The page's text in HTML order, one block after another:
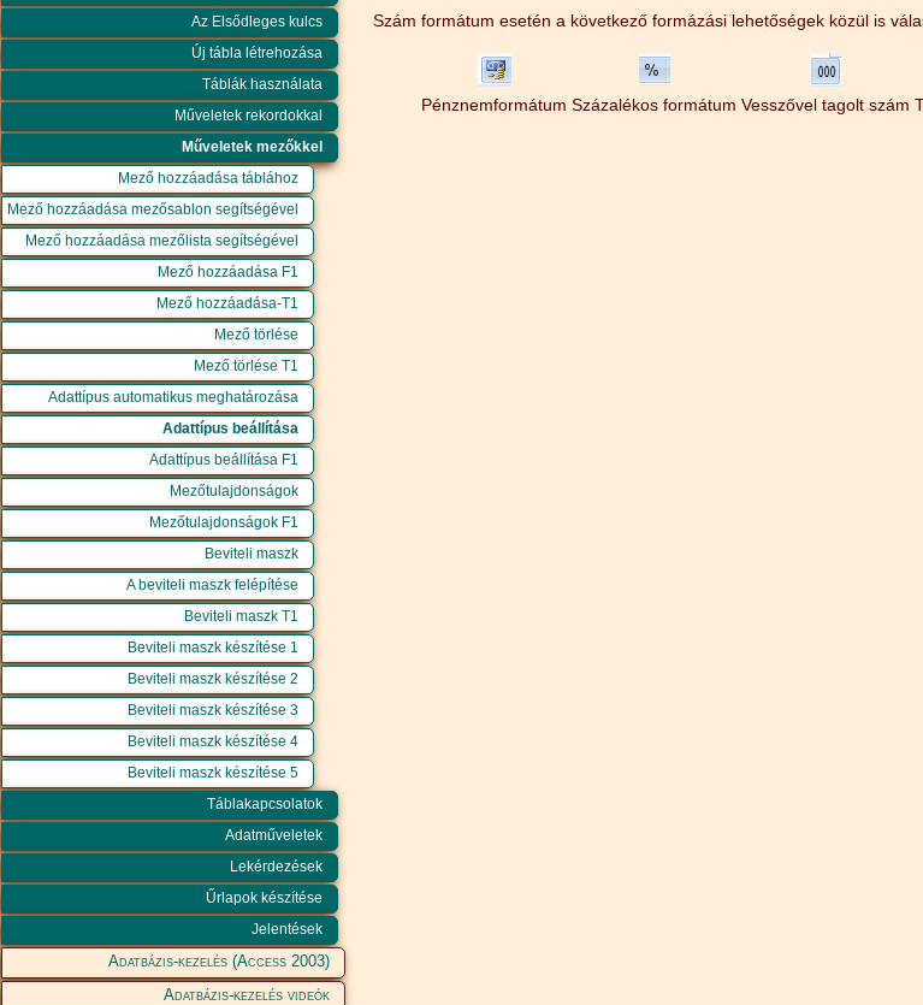
Az Elsődleges kulcs
Új tábla létrehozása
Táblák használata
Műveletek rekordokkal
Műveletek mezőkkel
Mező hozzáadása táblához
Mező hozzáadása mezősablon segítségével
Mező hozzáadása mezőlista segítségével
Mező hozzáadása F1
Mező hozzáadása-T1
Mező törlése
Mező törlése T1
Adattípus automatikus meghatározása
Adattípus beállítása
Adattípus beállítása F1
Mezőtulajdonságok
Mezőtulajdonságok F1
Beviteli maszk
A beviteli maszk felépítése
Beviteli maszk T1
Beviteli maszk készítése 1
Beviteli maszk készítése 2
Beviteli maszk készítése 3
Beviteli maszk készítése 4
Beviteli maszk készítése 5
Táblakapcsolatok
Adatműveletek
Lekérdezések
Űrlapok készítése
Jelentések
Adatbázis-kezelés (Access 2003)
Adatbázis-kezelés videók
Szám formátum esetén a következő formázási lehetőségek közül is
Pénznemformátum Százalékos formátum Vesszővel tagolt szám